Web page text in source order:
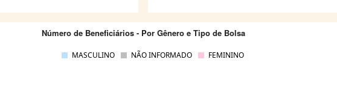
Número de Beneficiários - Por Gênero e Tipo de Bolsa
MASCULINO NÃO INFORMADO FEMININO